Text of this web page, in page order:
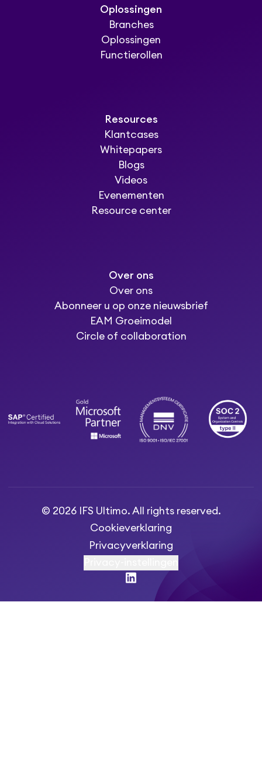
Oplossingen
Branches
Oplossingen
Functierollen
Resources
Klantcases
Whitepapers
Blogs
Videos
Evenementen
Resource center
Over ons
Over ons
Abonneer u op onze nieuwsbrief
EAM Groeimodel
Circle of collaboration
© 2026 IFS Ultimo. All rights reserved.
Cookieverklaring
Privacyverklaring